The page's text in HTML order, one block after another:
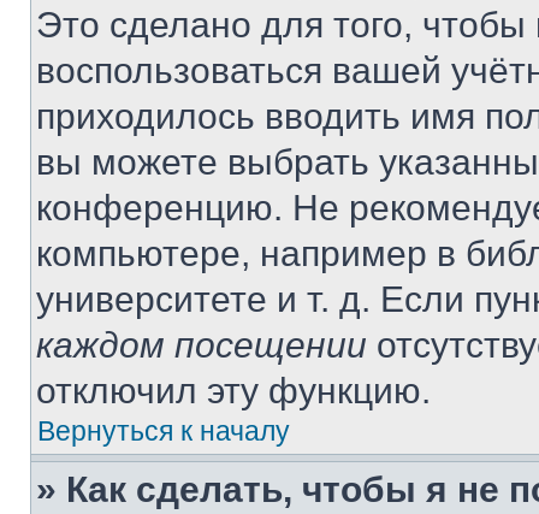
Это сделано для того, чтобы
воспользоваться вашей
приходилось вводить имя
вы можете выбрать
конференцию. Не
компьютере, например в
университете и т. д. Если
каждом посещении
отключил эту функцию.
Вернуться к началу
» Как сделать, чтобы я не